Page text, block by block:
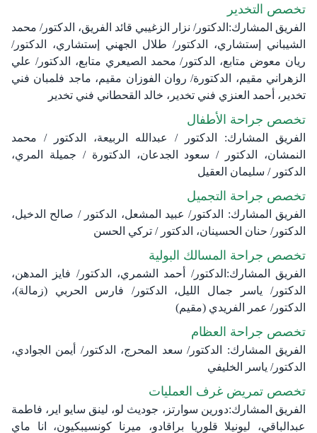
تخصص التخدير
الفريق المشارك:الدكتور/ نزار الزغيبي قائد الفريق، الدكتور/ محمد
الشيباني إستشاري، الدكتور/ طلال الجهني إستشاري، الدكتور/
ريان معوض متابع، الدكتور/ محمد الصيعري متابع، الدكتور/ علي
الزهراني مقيم، الدكتورة/ روان الفوزان مقيم، ماجد فلمبان فني
تخدير، أحمد العنزي فني تخدير، خالد القحطاني فني تخدير
تخصص جراحة الأطفال
الفريق المشارك: الدكتور / عبدالله الربيعة، الدكتور / محمد
النمشان، الدكتور / سعود الجدعان، الدكتورة / جميلة المري،
الدكتور / سليمان العقيل
تخصص جراحة التجميل
الفريق المشارك: الدكتور/ عبيد المشعل، الدكتور / صالح الدخيل،
الدكتور/ حنان الحسينان، الدكتور / تركي الحسن
تخصص جراحة المسالك البولية
الفريق المشارك:الدكتور/ أحمد الشمري، الدكتور/ فايز المدهن،
الدكتور/ ياسر جمال الليل، الدكتور/ فارس الحربي (زمالة)،
الدكتور/ عمر الفريدي (مقيم)
تخصص جراحة العظام
الفريق المشارك: الدكتور/ سعد المحرج، الدكتور/ أيمن الجوادي،
الدكتور/ ياسر الخليفي
تخصص تمريض غرف العمليات
الفريق المشارك:دورين سوارتز، جوديث لو، لينق سايو اير، فاطمة
عبدالباقي، ليونيلا قلوريا براقادو، ميرنا كونسيبكيون، انا ماي